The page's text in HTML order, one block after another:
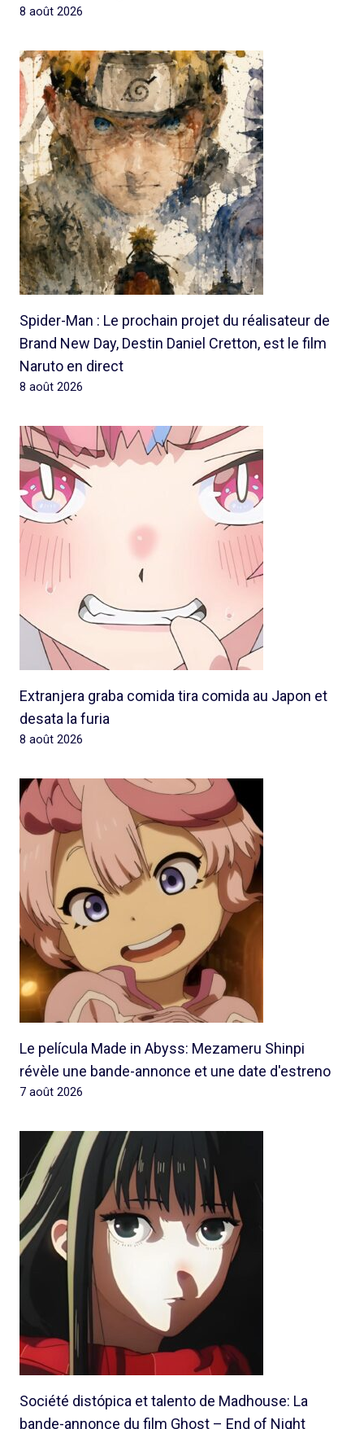
8 août 2026
Spider-Man : Le prochain projet du réalisateur de
Brand New Day, Destin Daniel Cretton, est le film
Naruto en direct
8 août 2026
Extranjera graba comida tira comida au Japon et
desata la furia
8 août 2026
Le película Made in Abyss: Mezameru Shinpi
révèle une bande-annonce et une date d'estreno
7 août 2026
Société distópica et talento de Madhouse: La
bande-annonce du film Ghost – End of Night